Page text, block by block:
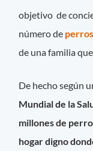
objetivo de
número de
de una familia
De hecho según
Mundial de la
millones de
hogar digno